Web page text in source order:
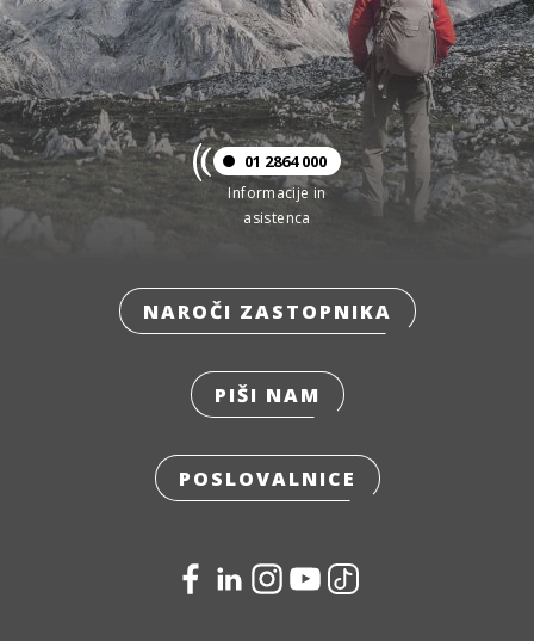
01 2864 000
Informacije in
asistenca
NAROČI ZASTOPNIKA
PIŠI NAM
POSLOVALNICE